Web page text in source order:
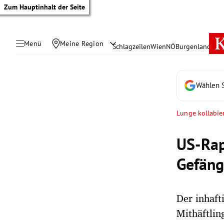
Zum Hauptinhalt der Seite
Menü Meine Region SchlagzeilenWienNÖBurgenland
Wählen
Lunge
US-
Der